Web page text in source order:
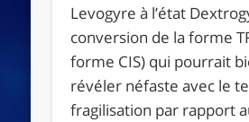
Levogyre à l’état
conversion de la forme
forme CIS) qui pourrait
révéler néfaste avec le
fragilisation par rapport